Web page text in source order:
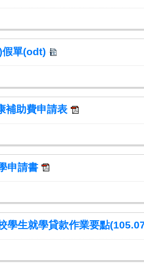
(休)假單(odt)
補助費申請表
申請書
學生就學貸款作業要點